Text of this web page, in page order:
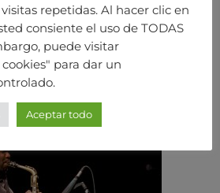
repetidas. Al hacer clic en
consiente el uso de TODAS
puede visitar
para dar un
Aceptar todo